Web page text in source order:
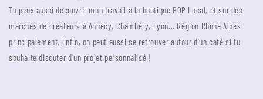
Tu peux aussi découvrir mon travail à la boutique POP Local, et sur des
marchés de créateurs à Annecy, Chambéry, Lyon... Région Rhone Alpes
principalement. Enfin, on peut aussi se retrouver autour d'un café si tu
souhaite discuter d'un projet personnalisé !